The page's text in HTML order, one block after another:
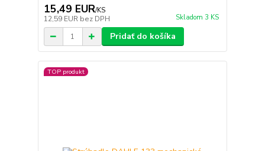
15,49 EUR/KS
12,59 EUR bez DPH Skladom 3 KS
Pridať do košíka
TOP produkt